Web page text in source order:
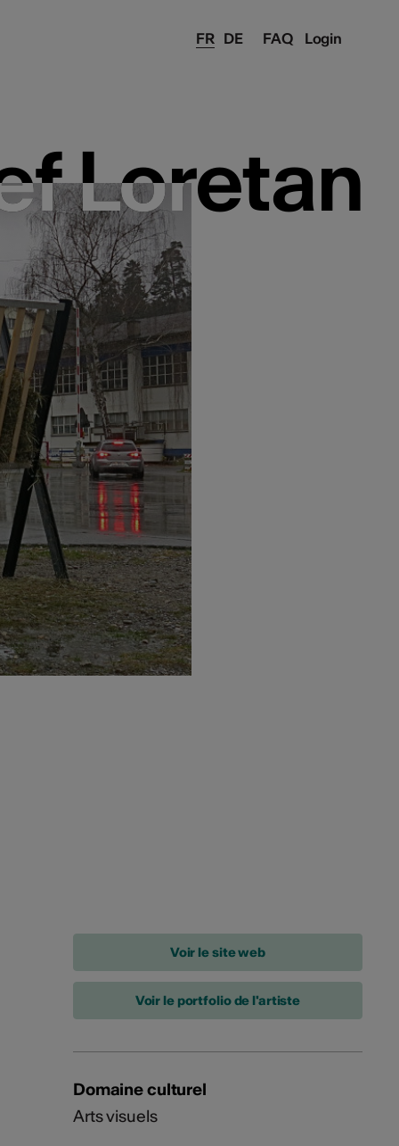
FAQ Login
FR DE
Loretan
Loretan
Voir le portfolio de l'artiste
Domaine culturel
Arts visuels